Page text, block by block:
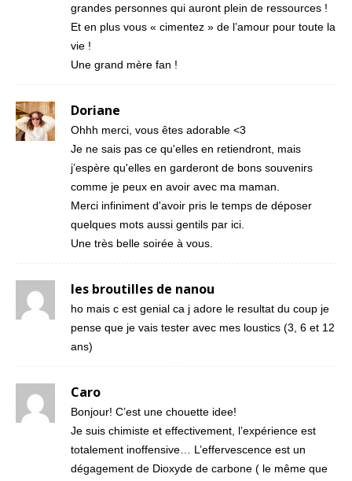
grandes personnes qui auront plein de ressources !
Et en plus vous « cimentez » de l’amour pour toute la
vie !
Une grand mère fan !
Doriane
Ohhh merci, vous êtes adorable <3
Je ne sais pas ce qu'elles en retiendront, mais
j’espère qu'elles en garderont de bons souvenirs
comme je peux en avoir avec ma maman.
Merci infiniment d'avoir pris le temps de déposer
quelques mots aussi gentils par ici.
Une très belle soirée à vous.
les broutilles de nanou
ho mais c est genial ca j adore le resultat du coup je
pense que je vais tester avec mes loustics (3, 6 et 12
ans)
Caro
Bonjour! C’est une chouette idee!
Je suis chimiste et effectivement, l’expérience est
totalement inoffensive… L’effervescence est un
dégagement de Dioxyde de carbone ( le même que